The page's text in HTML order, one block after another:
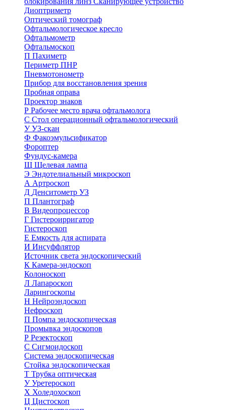
Диоптриметр
Оптический томограф
Офтальмологическое кресло
Офтальмометр
Офтальмоскоп
П Пахиметр
Периметр ПНР
Пневмотонометр
Прибор для восстановления зрения
Пробная оправа
Проектор знаков
Р Рабочее место врача офтальмолога
С Стол операционный офтальмологический
УУЗ-скан
Ф Факоэмульсификатор
Фороптер
Фундус-камера
Щ Щелевая лампа
Э Эндотелиальный микроскоп
А Артроскоп
Д Денситометр УЗ
П Плантограф
В Видеопроцессор
Г Гистероирригатор
Гистероскоп
Е Емкость для аспирата
И Инсуффлятор
Источник света эндоскопический
К Камера-эндоскоп
Колоноскоп
Л Лапароскоп
Ларингоскопы
Н Нейроэндоскоп
Нефроскоп
П Помпа эндоскопическая
Промывка эндоскопов
Р Резектоскоп
С Сигмоидоскоп
Система эндоскопическая
Стойка эндоскопическая
Т Трубка оптическая
УУретероскоп
Х Холедохоскоп
Ц Цистоскоп